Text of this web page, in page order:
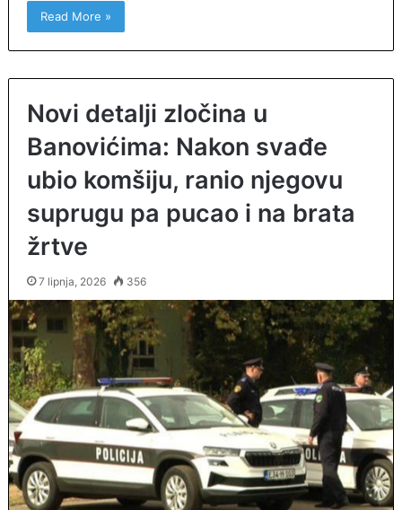
Read More »
Novi detalji zločina u
Banovićima: Nakon svađe
ubio komšiju, ranio njegovu
suprugu pa pucao i na brata
žrtve
7 lipnja, 2026 356